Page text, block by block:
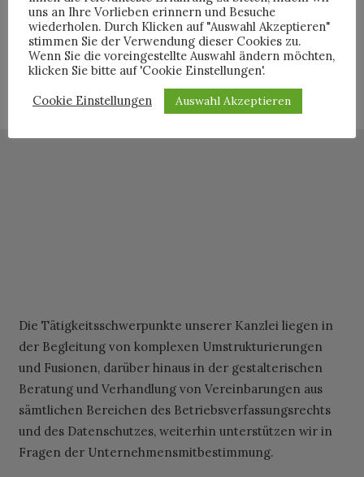
Arbeitnehmer:innen Lösungen in allen Fragen
des Arbeitsrechts.
ÜBER DIE KANZLEI
Die Tätigkeitsschwerpunkte unserer Kanzlei liegen in
der Begleitung von komplexen Umstrukturierungen
und Fusionen, darüber hinaus in der gestalterischen
Beratung und Verhandlung von Vereinbarungen aus
sämtlichen Bereichen des Betriebsverfassungsrechts
und des Datenschutzes, weiterhin unterstützen wir in
Fragen der Unternehmensmitbestimmung.
uns an Ihre Vorlieben erinnern und Besuche
wiederholen. Durch Klicken auf "Auswahl Akzeptieren"
stimmen Sie der Verwendung dieser Cookies zu.
Wenn Sie die voreingestellte Auswahl ändern möchten,
klicken Sie bitte auf 'Cookie Einstellungen'.
Cookie Einstellungen
Auswahl Akzeptieren